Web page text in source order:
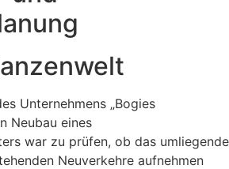
Unternehmens „Bogies
Neubau eines
war zu prüfen, ob das umliegende
Neuverkehre aufnehmen